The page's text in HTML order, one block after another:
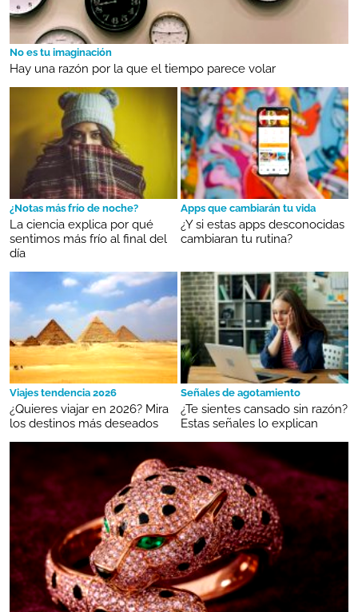
No es tu imaginación
Hay una razón por la que el tiempo parece volar
¿Notas más frío de noche?
La ciencia explica por qué
sentimos más frío al final del
día
Apps que cambiarán tu vida
¿Y si estas apps desconocidas
cambiaran tu rutina?
Viajes tendencia 2026
¿Quieres viajar en 2026? Mira
los destinos más deseados
Señales de agotamiento
¿Te sientes cansado sin razón?
Estas señales lo explican